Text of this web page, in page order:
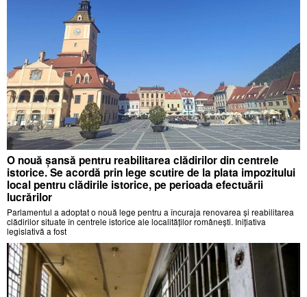
O nouă șansă pentru reabilitarea clădirilor din centrele
istorice. Se acordă prin lege scutire de la plata impozitului
local pentru clădirile istorice, pe perioada efectuării
lucrărilor
Parlamentul a adoptat o nouă lege pentru a încuraja renovarea și reabilitarea
clădirilor situate în centrele istorice ale localităților românești. Inițiativa
legislativă a fost